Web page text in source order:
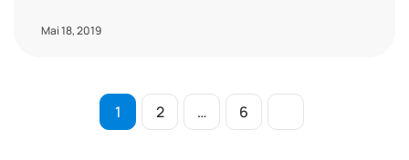
Mai 18, 2019
1 2 … 6